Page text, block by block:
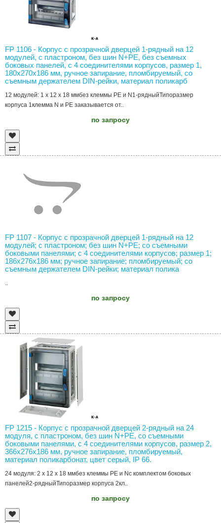
FP 1106 - Корпус с прозрачной дверцей 1-рядный на 12
модулей, с пластроном, без шин N+PE, без съемных
боковых панелей, с 4 соединителями корпусов, размер 1,
180х270х186 мм, ручное запирание, пломбируемый, со
съемным держателем DIN-рейки, материал поликарб
12 модулей: 1 x 12 x 18 ммбез клеммы PE и N1-рядныйТипоразмер
корпуса 1клемма N и РЕ заказывается от..
по запросу
FP 1107 - Корпус с прозрачной дверцей 1-рядный на 12
модулей; с пластроном; без шин N+PE; со съемными
боковыми панелями; с 4 соединителями корпусов; размер 1;
186х276х186 мм; ручное запирание; пломбируемый; со
съемным держателем DIN-рейки; материал полика
..
по запросу
FP 1215 - Корпус с прозрачной дверцей 2-рядный на 24
модуля, с пластроном, без шин N+PE, со съемными
боковыми панелями, с 4 соединителями корпусов, размер 2,
366х276х186 мм, ручное запирание, пломбируемый,
материал поликарбонат, цвет серый, IP 66.
24 модуля: 2 x 12 x 18 ммбез клеммы PE и Nс комплектом боковых
панелей2-рядныйТипоразмер корпуса 2кл..
по запросу